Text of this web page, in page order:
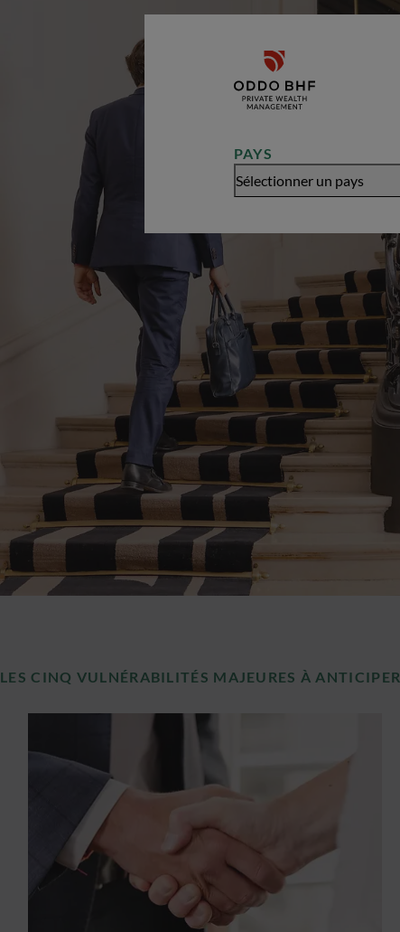
PAYS
Sélectionner un pays
LES CINQ VULNÉRABILITÉS MAJEURES À ANTICIPER